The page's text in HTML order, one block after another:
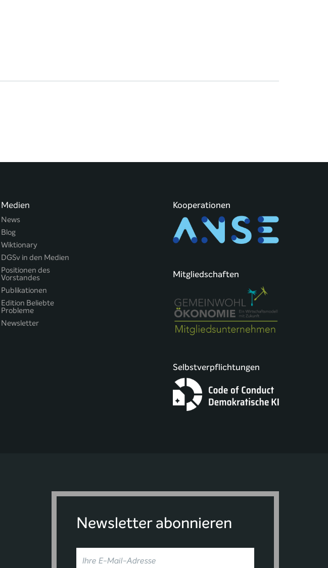
Medien
News
Blog
Wiktionary
DGSv in den Medien
Positionen des
Vorstandes
Publikationen
Edition Beliebte
Probleme
Newsletter
Kooperationen
Mitgliedschaften
Selbstverpflichtungen
Newsletter abonnieren